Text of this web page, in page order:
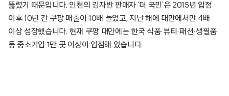
뚫렸기 때문입니다. 인천의 김자반 판매자 ‘더 국민’은 2015년 입점
이후 10년 간 쿠팡 매출이 10배 늘었고, 지난 해에 대만에서만 4배
이상 성장했습니다. 현재 쿠팡 대만에는 한국 식품·뷰티·패션·생필품
등 중소기업 1만 곳 이상이 입점해 있습니다.